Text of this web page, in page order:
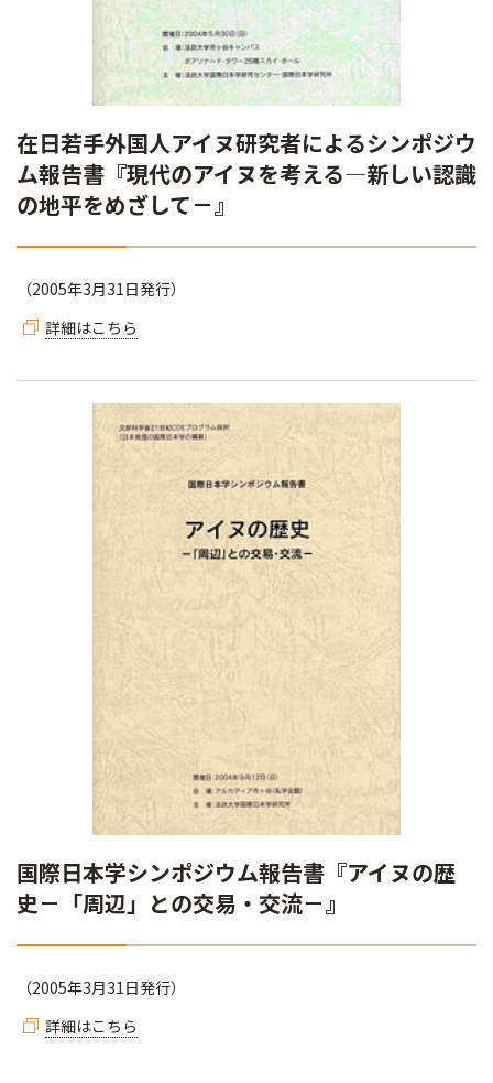
在日若手外国人アイヌ研究者によるシンポジウ
ム報告書『現代のアイヌを考える―新しい認識
の地平をめざして－』
（2005年3月31日発行）
詳細はこちら
国際日本学シンポジウム報告書『アイヌの歴
史－「周辺」との交易・交流－』
（2005年3月31日発行）
詳細はこちら